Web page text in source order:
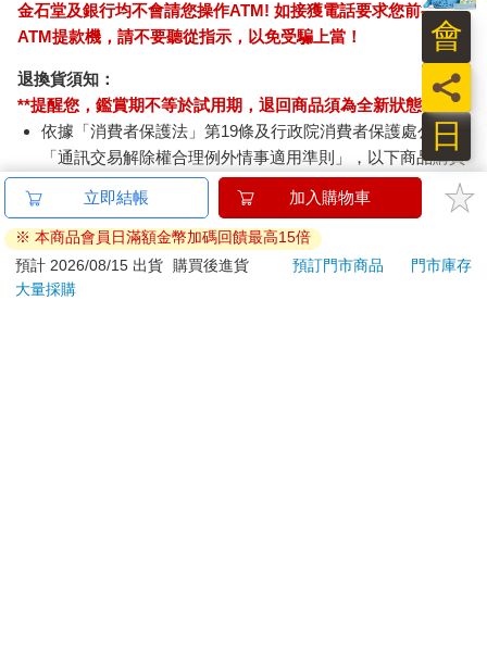
金石堂及銀行均不會請您操作ATM! 如接獲電話要求您前往
ATM提款機，請不要聽從指示，以免受騙上當！
退換貨須知：
**提醒您，鑑賞期不等於試用期，退回商品須為全新狀態**
依據「消費者保護法」第19條及行政院消費者保護處公告之
「通訊交易解除權合理例外情事適用準則」，以下商品購買
後，除商品本身有瑕疵外，將不提供7天的猶豫期：
易於腐敗、保存期限較短或解約時即將逾期。（如：生
鮮食品）
依消費者要求所為之客製化給付。（客製化商品）
報紙、期刊或雜誌。（含MOOK、外文雜誌）
立即結帳 加入購物車
※ 本商品會員日滿額金幣加碼回饋最高15倍
預計 2026/08/15 出貨
購買後進貨 預訂門市商品
門市庫存
大量採購
日
員
會